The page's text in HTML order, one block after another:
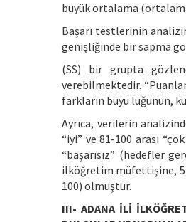
büyük ortalama
Başarı testlerinin
genişliğinde bir sapma
(SS) bir grupta
verebilmektedir.
farkların büyü lüğünün,
Ayrıca, verilerin
“iyi” ve 81-100 arası
“başarısız” (hedefler
ilköğretim müfettişine,
100) olmuştur.
III- ADANA İLİ